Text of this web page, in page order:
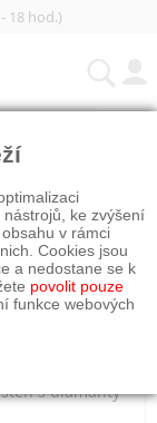
18 hod.)
s diamanty
ke zvýšení
v rámci
Cookies jsou
a nedostane se k
povolit pouze
funkce webových